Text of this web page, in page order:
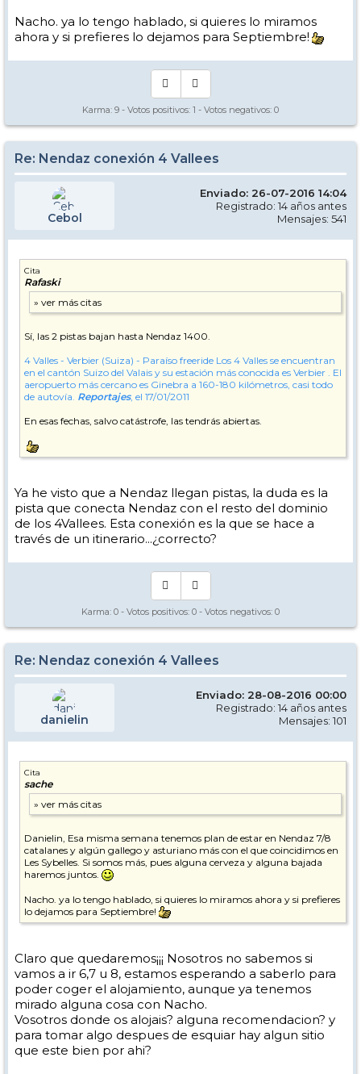
Nacho. ya lo tengo hablado, si quieres lo miramos
ahora y si prefieres lo dejamos para Septiembre!
Karma: 9 - Votos positivos: 1 - Votos negativos: 0
Re: Nendaz conexión 4 Vallees
Cebol
Enviado: 26-07-2016 14:04
Registrado: 14 años antes
Mensajes: 541
Cita
Rafaski
Sí, las 2 pistas bajan hasta Nendaz 1400.
4 Valles - Verbier (Suiza) - Paraíso freeride Los 4 Valles se encuentran
en el cantón Suizo del Valais y su estación más conocida es Verbier . El
aeropuerto más cercano es Ginebra a 160-180 kilómetros, casi todo
de autovía. Reportajes, el 17/01/2011
En esas fechas, salvo catástrofe, las tendrás abiertas.
Ya he visto que a Nendaz llegan pistas, la duda es la
pista que conecta Nendaz con el resto del dominio
de los 4Vallees. Esta conexión es la que se hace a
través de un itinerario...¿correcto?
Karma: 0 - Votos positivos: 0 - Votos negativos: 0
Re: Nendaz conexión 4 Vallees
danielin
Enviado: 28-08-2016 00:00
Registrado: 14 años antes
Mensajes: 101
Cita
sache
Danielin, Esa misma semana tenemos plan de estar en Nendaz 7/8
catalanes y algún gallego y asturiano más con el que coincidimos en
Les Sybelles. Si somos más, pues alguna cerveza y alguna bajada
haremos juntos.
Nacho. ya lo tengo hablado, si quieres lo miramos ahora y si prefieres
lo dejamos para Septiembre!
Claro que quedaremos¡¡¡ Nosotros no sabemos si
vamos a ir 6,7 u 8, estamos esperando a saberlo para
poder coger el alojamiento, aunque ya tenemos
mirado alguna cosa con Nacho.
Vosotros donde os alojais? alguna recomendacion? y
para tomar algo despues de esquiar hay algun sitio
que este bien por ahi?